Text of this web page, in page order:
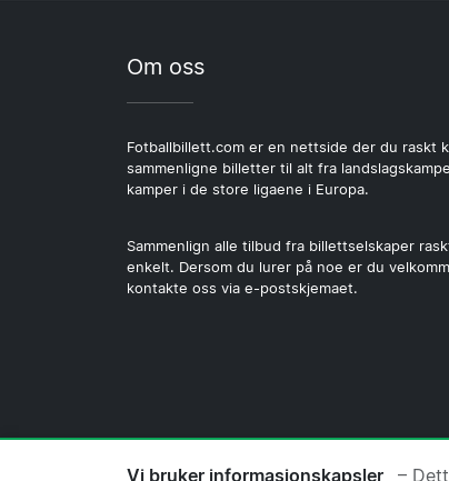
Om oss
Fotballbillett.com er en nettside der du raskt
sammenligne billetter til alt fra
kamper i de store ligaene i Europa.
Sammenlign alle tilbud fra billettselskaper
enkelt. Dersom du lurer på noe er du
kontakte oss via e-postskjemaet.
© 2026 Copyright
Vi bruker informasjonskapsler –